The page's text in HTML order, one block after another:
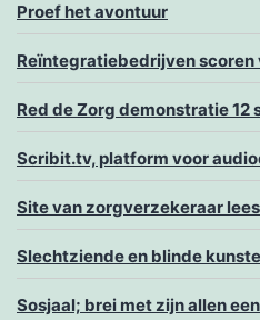
Proef het avontuur
Reïntegratiebedrijven scoren
Red de Zorg demonstratie 12
Scribit.tv, platform voor
Site van zorgverzekeraar
Slechtziende en blinde
Sosjaal; brei met zijn allen